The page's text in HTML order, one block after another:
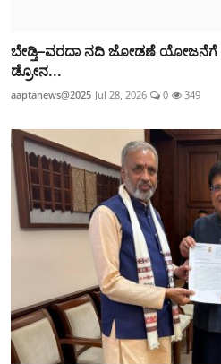
ಬೇಡ್ತಿ–ವರದಾ ನದಿ ಜೋಡಣೆ
ಡ್ರೋನ...
aaptanews@2025 Jul 28, 2026 0 349